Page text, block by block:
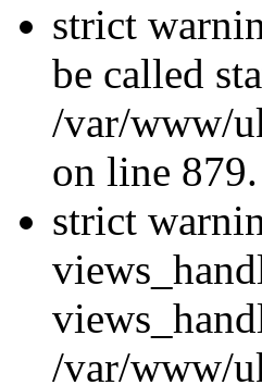
strict
be called
/var/www/
on line 879.
strict
/var/www/